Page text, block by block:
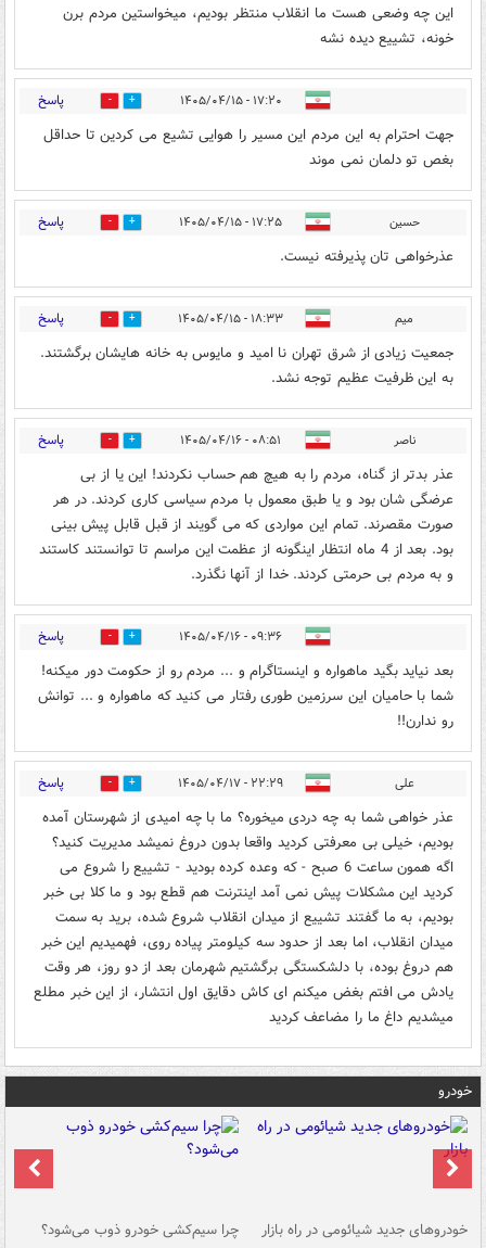
این چه وضعی هست ما انقلاب منتظر بودیم، میخواستین مردم برن
خونه، تشییع دیده نشه
۱۷:۲۰ - ۱۴۰۵/۰۴/۱۵ 6 پاسخ
جهت احترام به این مردم این مسیر را هوایی تشیع می کردین تا حداقل
بغص تو دلمان نمی موند
حسین ۱۷:۲۵ - ۱۴۰۵/۰۴/۱۵ 8 پاسخ
عذرخواهی تان پذیرفته نیست.
میم ۱۸:۳۳ - ۱۴۰۵/۰۴/۱۵ 7 پاسخ
جمعیت زیادی از شرق تهران نا امید و مایوس به خانه هایشان برگشتند.
به این ظرفیت عظیم توجه نشد.
ناصر ۰۸:۵۱ - ۱۴۰۵/۰۴/۱۶ 2 پاسخ
عذر بدتر از گناه، مردم را به هیچ هم حساب نکردند! این یا از بی
عرضگی شان بود و یا طبق معمول با مردم سیاسی کاری کردند. در هر
صورت مقصرند. تمام این مواردی که می گویند از قبل قابل پیش بینی
بود. بعد از 4 ماه انتظار اینگونه از عظمت این مراسم تا توانستند کاستند
و به مردم بی حرمتی کردند. خدا از آنها نگذرد.
۰۹:۳۶ - ۱۴۰۵/۰۴/۱۶ 1 پاسخ
بعد نیاید بگید ماهواره و اینستاگرام و ... مردم رو از حکومت دور میکنه!
شما با حامیان این سرزمین طوری رفتار می کنید که ماهواره و ... توانش
رو ندارن!!
علی ۲۲:۲۹ - ۱۴۰۵/۰۴/۱۷ 0 پاسخ
عذر خواهی شما به چه دردی میخوره؟ ما با چه امیدی از شهرستان آمده
بودیم، خیلی بی معرفتی کردید واقعا بدون دروغ نمیشد مدیریت کنید؟
اگه همون ساعت 6 صبح - که وعده کرده بودید - تشییع را شروع می
کردید این مشکلات پیش نمی آمد اینترنت هم قطع بود و ما کلا بی خبر
بودیم، به ما گفتند تشییع از میدان انقلاب شروع شده، برید به سمت
میدان انقلاب، اما بعد از حدود سه کیلومتر پیاده روی، فهمیدیم این خبر
هم دروغ بوده، با دلشکستگی برگشتیم شهرمان بعد از دو روز، هر وقت
یادش می افتم بغض میکنم ای کاش دقایق اول انتشار، از این خبر مطلع
میشدیم داغ ما را مضاعف کردید
خودرو
خودروهای جدید شیائومی در راه بازار چرا سیم‌کشی خودرو ذوب می‌شود؟